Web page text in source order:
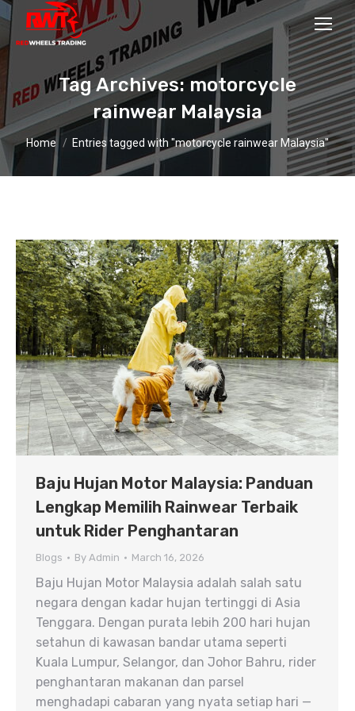
Tag Archives: motorcycle
rainwear Malaysia
You are here:
Home Entries tagged with "motorcycle rainwear Malaysia"
Baju Hujan Motor Malaysia: Panduan
Lengkap Memilih Rainwear Terbaik
untuk Rider Penghantaran
Blogs By Admin March 16, 2026
Baju Hujan Motor Malaysia adalah salah satu
negara dengan kadar hujan tertinggi di Asia
Tenggara. Dengan purata lebih 200 hari hujan
setahun di kawasan bandar utama seperti
Kuala Lumpur, Selangor, dan Johor Bahru, rider
penghantaran makanan dan parsel
menghadapi cabaran yang nyata setiap hari —